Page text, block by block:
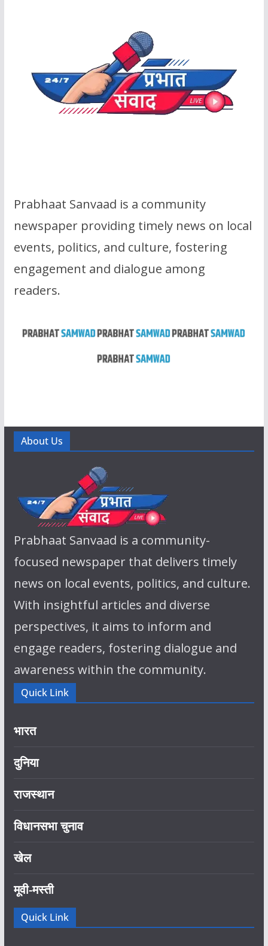
Prabhaat Sanvaad is a community
newspaper providing timely news on local
events, politics, and culture, fostering
engagement and dialogue among
readers.
About Us
Prabhaat Sanvaad is a community-
focused newspaper that delivers timely
news on local events, politics, and culture.
With insightful articles and diverse
perspectives, it aims to inform and
engage readers, fostering dialogue and
awareness within the community.
Quick Link
भारत
दुनिया
राजस्थान
विधानसभा चुनाव
खेल
मूवी-मस्ती
Quick Link